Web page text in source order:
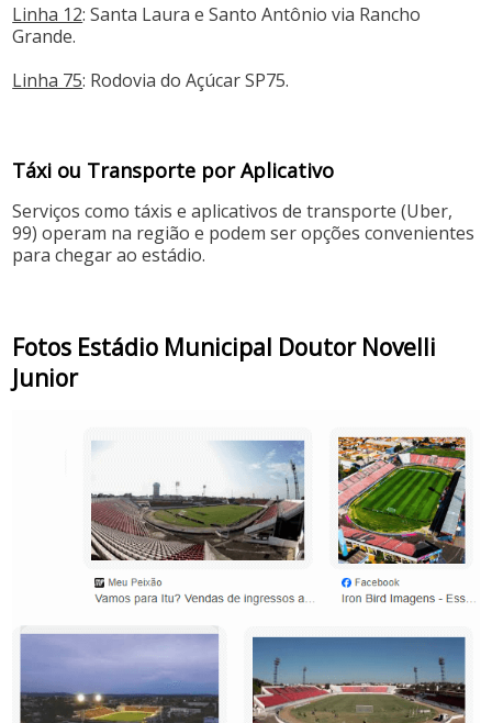
Linha 12: Santa Laura e Santo Antônio via Rancho
Grande.​
Linha 75: Rodovia do Açúcar SP75.​
Táxi ou Transporte por Aplicativo
Serviços como táxis e aplicativos de transporte (Uber,
99) operam na região e podem ser opções convenientes
para chegar ao estádio.
Fotos Estádio Municipal Doutor Novelli
Junior